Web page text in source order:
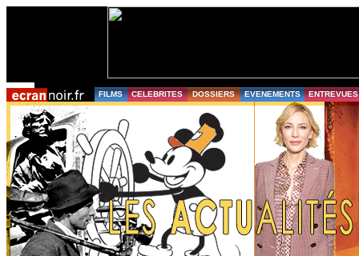
FILMS CELEBRITES DOSSIERS EVENEMENTS ENTREVUES